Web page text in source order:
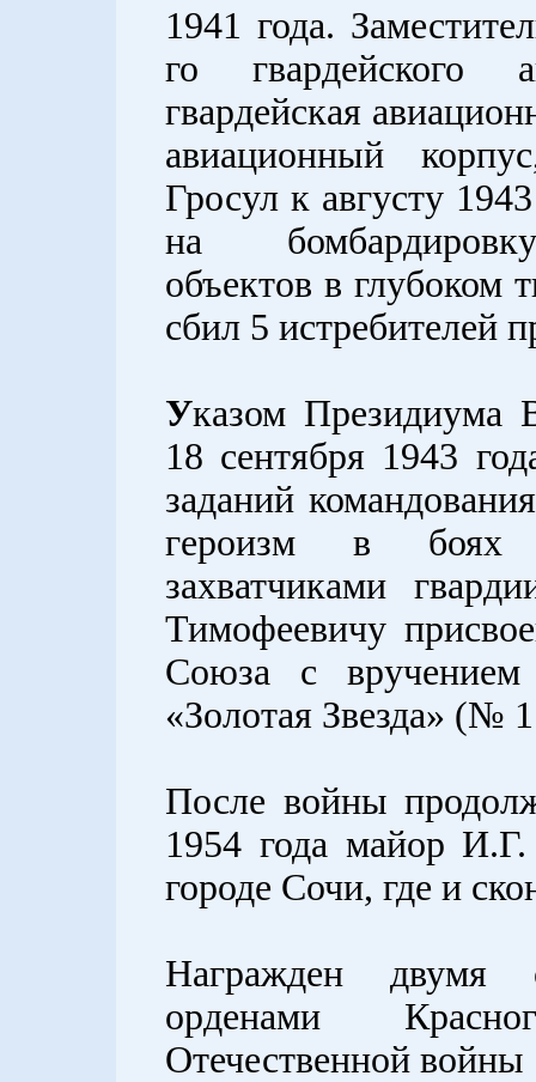
1941 года.
го гвардейского
гвардейская
авиационный
Гросул к августу
на
объектов в глубоком
сбил 5 истребителей
Указом Президиума
18 сентября 1943
заданий
героизм в боях
захватчиками
Тимофеевичу
Союза с
«Золотая Звезда» (№
После войны
1954 года майор
городе Сочи, где и
Награжден двумя
орденами
Отечественной